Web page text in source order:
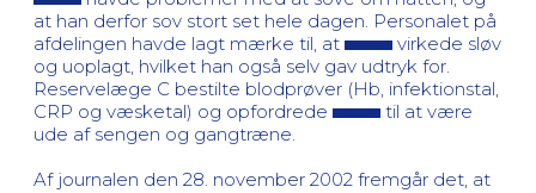
at han derfor sov stort set hele dagen. Personalet på
afdelingen havde lagt mærke til, at
virkede sløv
og uoplagt, hvilket han også selv gav udtryk for.
Reservelæge C bestilte blodprøver (Hb, infektionstal,
CRP og væsketal) og opfordrede
til at være
ude af sengen og gangtræne.
Af journalen den 28. november 2002 fremgår det, at